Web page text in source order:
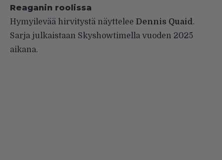
Reaganin roolissa
Hymyilevää hirvitystä näyttelee Dennis Quaid.
Sarja julkaistaan Skyshowtimella vuoden 2025
aikana.